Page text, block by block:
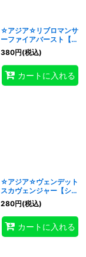
☆アジア☆リブロマンサ
ーファイアバースト【シ
ークレット】{アジア
WPP3-JP022}《儀式》
380円(税込)
カートに入れる
☆アジア☆ヴェンデット
スカヴェンジャー【シー
クレット】{アジア
POTE-JP040}《儀式》
280円(税込)
カートに入れる